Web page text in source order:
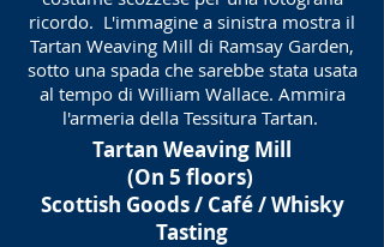
ricordo. L'immagine a sinistra mostra il
Tartan Weaving Mill di Ramsay Garden,
sotto una spada che sarebbe stata usata
al tempo di William Wallace. Ammira
l'armeria della Tessitura Tartan.
Tartan Weaving Mill
(On 5 floors)
Scottish Goods / Café / Whisky
Tasting